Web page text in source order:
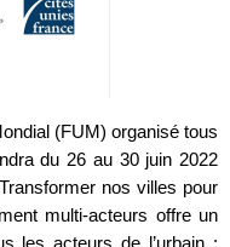
(FUM) organisé tous
du 26 au 30 juin 2022
nos villes pour
multi-acteurs offre un
les acteurs de l’urbain :